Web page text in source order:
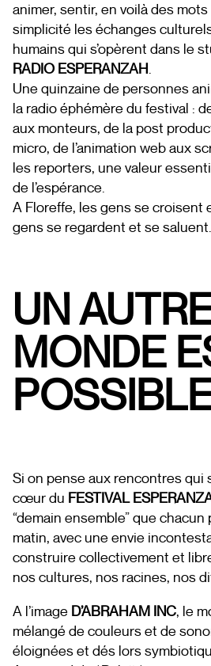
animer, sentir, en voilà des
simplicité les échanges
humains qui s’opèrent dans le
RADIO ESPERANZAH.
Une quinzaine de personnes
la radio éphémère du festival :
aux monteurs, de la post
micro, de l’animation web aux
les reporters, une valeur
de l’espérance.
A Floreffe, les gens se croisent
gens se regardent et se
UN
MONDE
Si on pense aux rencontres qui
cœur du FESTIVAL
“demain ensemble” que
matin, avec une envie
construire collectivement et
nos cultures, nos racines, nos
A l’image D’ABRAHAM INC, le
mélangé de couleurs et de
éloignées et dés lors